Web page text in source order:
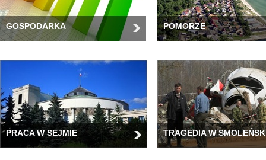
GOSPODARKA POMORZE
PRACA W SEJMIE TRAGEDIA W